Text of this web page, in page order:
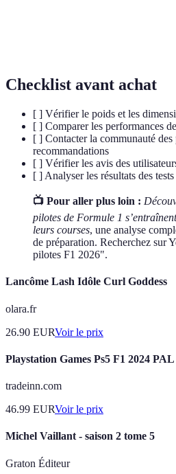
Checklist avant achat
[ ] Vérifier le poids et les
[ ] Comparer les performances
[ ] Contacter la communauté des
recommandations
[ ] Vérifier les avis des
[ ] Analyser les résultats des
📺 Pour aller plus loin :
pilotes de Formule 1
leurs courses, une analyse
de préparation. Recherchez sur
pilotes F1 2026".
Lancôme Lash Idôle Curl Goddess
olara.fr
26.90 EURVoir le prix
Playstation Games Ps5 F1 2024
tradeinn.com
46.99 EURVoir le prix
Michel Vaillant - saison 2 tome 5
Graton Éditeur